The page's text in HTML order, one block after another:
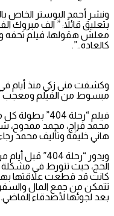
ونشر أحمد البوستر الخاص
بتعليق قائلاً: ” الف
معلش هقولها، فيلم تحفه
كالعاده..”.
وكشفت منى زكي منذ أيام في
مبسوط من الفيلم ومعجب به
فيلم “رحلة
محمد فراج، محمد ممدوح،
هاني خليفة وتأليف محمد
ويدور “رحلة
الحج، حيث تتورط في
كانت قد قطعت علاقتها
تتمكن من جمع المال والسفر
بعد لجوئها لأصدقاء الماضي.